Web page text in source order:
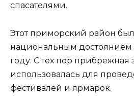
спасателями.
Этот приморский район
национальным достоянием
году. С тех пор прибрежная
использовалась для
фестивалей и ярмарок.